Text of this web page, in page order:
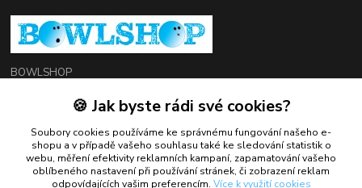
BOWLSHOP
+420 602 549 946
petrmracek@bowlshop.cz
🍪 Jak byste rádi své cookies?
Soubory cookies používáme ke správnému fungování našeho e-
shopu a v případě vašeho souhlasu také ke sledování statistik o
webu, měření efektivity reklamních kampaní, zapamatování vašeho
oblíbeného nastavení při používání stránek, či zobrazení reklam
odpovídajících vašim preferencím. Více k využití cookies